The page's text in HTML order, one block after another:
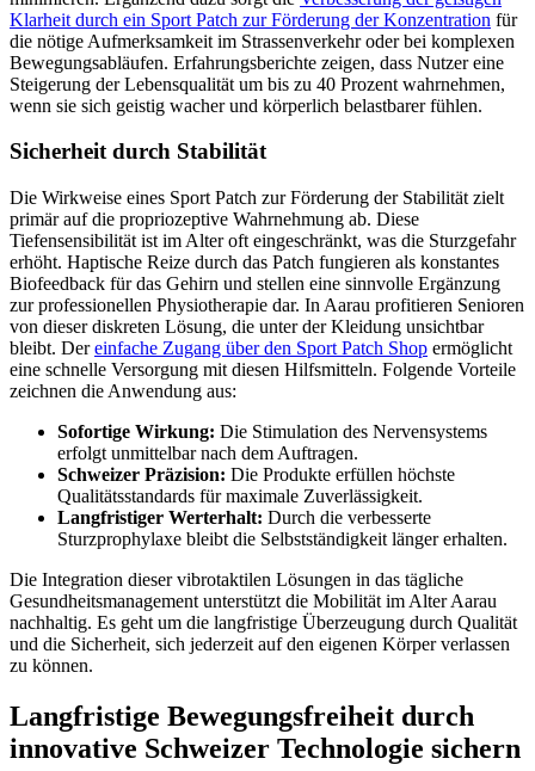
Klarheit durch ein Sport Patch zur Förderung der Konzentration für
die nötige Aufmerksamkeit im Strassenverkehr oder bei komplexen
Bewegungsabläufen. Erfahrungsberichte zeigen, dass Nutzer eine
Steigerung der Lebensqualität um bis zu 40 Prozent wahrnehmen,
wenn sie sich geistig wacher und körperlich belastbarer fühlen.
Sicherheit durch Stabilität
Die Wirkweise eines Sport Patch zur Förderung der Stabilität zielt
primär auf die propriozeptive Wahrnehmung ab. Diese
Tiefensensibilität ist im Alter oft eingeschränkt, was die Sturzgefahr
erhöht. Haptische Reize durch das Patch fungieren als konstantes
Biofeedback für das Gehirn und stellen eine sinnvolle Ergänzung
zur professionellen Physiotherapie dar. In Aarau profitieren Senioren
von dieser diskreten Lösung, die unter der Kleidung unsichtbar
bleibt. Dereinfache Zugang über den Sport Patch Shop ermöglicht
eine schnelle Versorgung mit diesen Hilfsmitteln. Folgende Vorteile
zeichnen die Anwendung aus:
Sofortige Wirkung: Die Stimulation des Nervensystems
erfolgt unmittelbar nach dem Auftragen.
Schweizer Präzision: Die Produkte erfüllen höchste
Qualitätsstandards für maximale Zuverlässigkeit.
Langfristiger Werterhalt: Durch die verbesserte
Sturzprophylaxe bleibt die Selbstständigkeit länger erhalten.
Die Integration dieser vibrotaktilen Lösungen in das tägliche
Gesundheitsmanagement unterstützt die Mobilität im Alter Aarau
nachhaltig. Es geht um die langfristige Überzeugung durch Qualität
und die Sicherheit, sich jederzeit auf den eigenen Körper verlassen
zu können.
Langfristige Bewegungsfreiheit durch
innovative Schweizer Technologie sichern